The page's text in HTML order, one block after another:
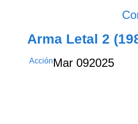
Arma Letal 2
Acción Mar 092025